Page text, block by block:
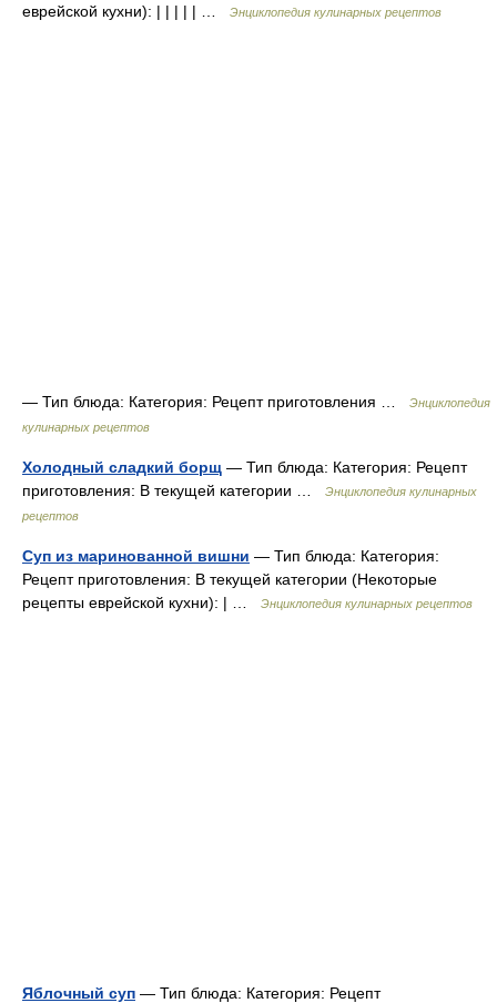
еврейской кухни): | | | | | …
Энциклопедия кулинарных рецептов
— Тип блюда: Категория: Рецепт приготовления …
Энциклопедия
кулинарных рецептов
Холодный сладкий борщ — Тип блюда: Категория: Рецепт
приготовления: В текущей категории …
Энциклопедия кулинарных
рецептов
Суп из маринованной вишни — Тип блюда: Категория:
Рецепт приготовления: В текущей категории (Некоторые
рецепты еврейской кухни): | …
Энциклопедия кулинарных рецептов
Яблочный суп — Тип блюда: Категория: Рецепт